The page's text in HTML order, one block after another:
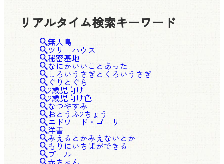
リアルタイム検索キーワード
無人島
ツリーハウス
秘密基地
なにかいいことあった
しろいうさぎとくろいうさぎ
ぐりとぐら
2歳児向け
2歳児向け色
なつやすみ
おとうふ2ちょう
エドワード・ゴーリー
洋書
みえるとかみえないとか
もりにいちばができる
プール